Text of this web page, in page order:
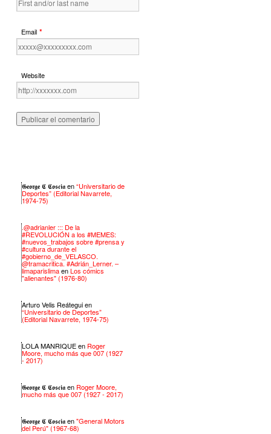
Email *
Website
𝕲𝖊𝖔𝖗𝖌𝖊 𝕮 𝕮𝖔𝖘𝖈𝖎𝖆en“Universitario de
Deportes” (Editorial Navarrete,
1974-75)
.@adrianler ::: De la
#REVOLUCIÓN a los #MEMES:
#nuevos_trabajos sobre #prensa y
#cultura durante el
#gobierno_de_VELASCO.
@tramacritica. #Adrián_Lerner. –
limaparislimaenLos cómics
"alienantes" (1976-80)
Arturo Velis Reáteguien
“Universitario de Deportes”
(Editorial Navarrete, 1974-75)
LOLA MANRIQUEen Roger
Moore, mucho más que 007 (1927
- 2017)
𝕲𝖊𝖔𝖗𝖌𝖊 𝕮 𝕮𝖔𝖘𝖈𝖎𝖆en Roger Moore,
mucho más que 007 (1927 - 2017)
𝕲𝖊𝖔𝖗𝖌𝖊 𝕮 𝕮𝖔𝖘𝖈𝖎𝖆en"General Motors
del Perú" (1967-68)